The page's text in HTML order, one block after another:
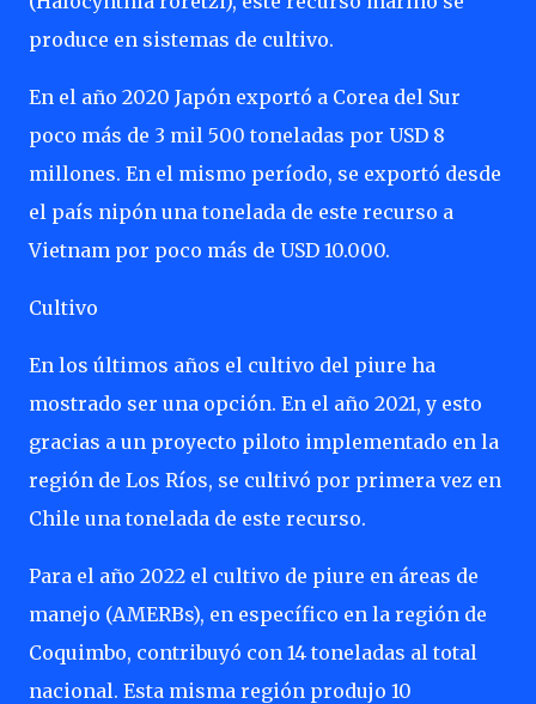
produce en sistemas de cultivo.
En el año 2020 Japón exportó a Corea del Sur
poco más de 3 mil 500 toneladas por USD 8
millones. En el mismo período, se exportó desde
el país nipón una tonelada de este recurso a
Vietnam por poco más de USD 10.000.
Cultivo
En los últimos años el cultivo del piure ha
mostrado ser una opción. En el año 2021, y esto
gracias a un proyecto piloto implementado en la
región de Los Ríos, se cultivó por primera vez en
Chile una tonelada de este recurso.
Para el año 2022 el cultivo de piure en áreas de
manejo (AMERBs), en específico en la región de
Coquimbo, contribuyó con 14 toneladas al total
nacional. Esta misma región produjo 10